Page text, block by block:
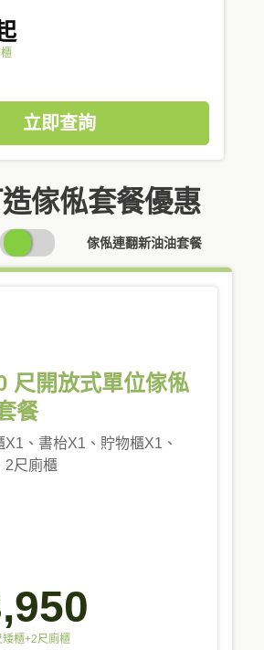
立即查詢
傢俬套餐優惠
SWITCH
PRICING
傢俬連翻新油油套餐
尺開放式單位傢俬
餐
X1、書枱X1、貯物櫃X1、
2尺廁櫃
櫃+2尺廁櫃